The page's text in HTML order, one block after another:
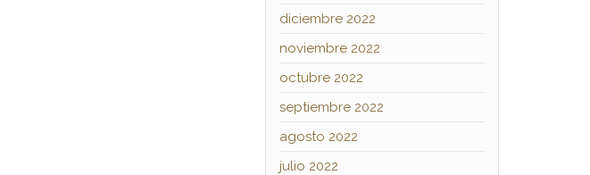
diciembre 2022
noviembre 2022
octubre 2022
septiembre 2022
agosto 2022
julio 2022